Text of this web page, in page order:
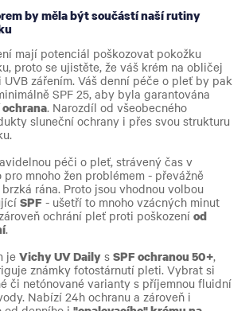
by měla být součástí naší rutiny
mají potenciál poškozovat pokožku
proto se ujistěte, že váš krém na obličej
zářením. Váš denní péče o pleť by pak
SPF 25, aby byla garantována
. Narozdíl od všeobecného
sluneční ochrany i přes svou strukturu
péči o pleť, strávený čas v
mnoho žen problémem - převážně
rána. Proto jsou vhodnou volbou
SPF - ušetří to mnoho vzácných minut
ochrání pleť proti poškození od
.
je Vichy UV Daily s SPF ochranou 50+,
známky fotostárnutí pleti. Vybrat si
či netónované varianty s příjemnou fluidní
Nabízí 24h ochranu a zároveň i